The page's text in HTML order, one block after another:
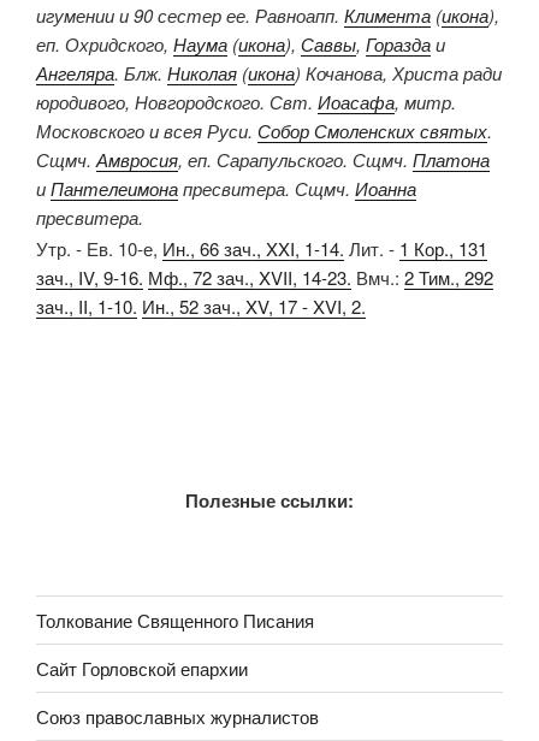
игумении и 90 сестер ее. Равноапп. Климента (икона),
еп. Охридского, Наума (икона), Саввы, Гораздаи
Ангеляра. Блж. Николая (икона) Кочанова, Христа ради
юродивого, Новгородского. Свт. Иоасафа, митр.
Московского и всея Руси. Собор Смоленских святых.
Сщмч. Амвросия, еп. Сарапульского. Сщмч. Платона
иПантелеимонапресвитера. Сщмч. Иоанна
пресвитера.
Утр. - Ев. 10-е, Ин., 66 зач., XXI, 1-14. Лит. - 1 Кор., 131
зач., IV, 9-16. Мф., 72 зач., XVII, 14-23. Вмч.: 2 Тим., 292
зач., II, 1-10. Ин., 52 зач., XV, 17 - XVI, 2.
Полезные ссылки:
Толкование Священного Писания
Сайт Горловской епархии
Союз православных журналистов